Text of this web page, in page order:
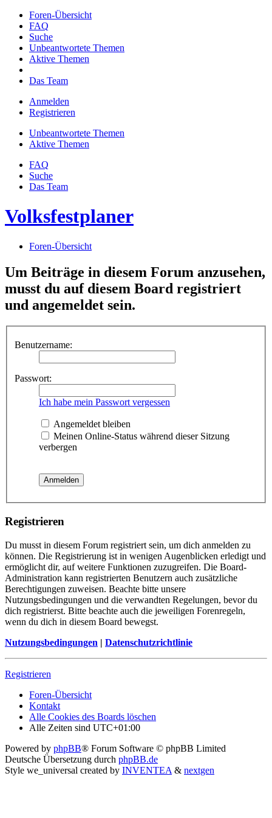
Foren-Übersicht
FAQ
Suche
Unbeantwortete Themen
Aktive Themen
Das Team
Anmelden
Registrieren
Unbeantwortete Themen
Aktive Themen
FAQ
Suche
Das Team
Volksfestplaner
Foren-Übersicht
Um Beiträge in diesem Forum anzusehen,
musst du auf diesem Board registriert
und angemeldet sein.
Benutzername:
Passwort:
Ich habe mein Passwort vergessen
Angemeldet bleiben
Meinen Online-Status während dieser Sitzung
verbergen
Registrieren
Du musst in diesem Forum registriert sein, um dich anmelden zu
können. Die Registrierung ist in wenigen Augenblicken erledigt und
ermöglicht dir, auf weitere Funktionen zuzugreifen. Die Board-
Administration kann registrierten Benutzern auch zusätzliche
Berechtigungen zuweisen. Beachte bitte unsere
Nutzungsbedingungen und die verwandten Regelungen, bevor du
dich registrierst. Bitte beachte auch die jeweiligen Forenregeln,
wenn du dich in diesem Board bewegst.
Nutzungsbedingungen | Datenschutzrichtlinie
Registrieren
Foren-Übersicht
Kontakt
Alle Cookies des Boards löschen
Alle Zeiten sind UTC+01:00
Powered by phpBB® Forum Software © phpBB Limited
Deutsche Übersetzung durch phpBB.de
Style we_universal created by INVENTEA & nextgen